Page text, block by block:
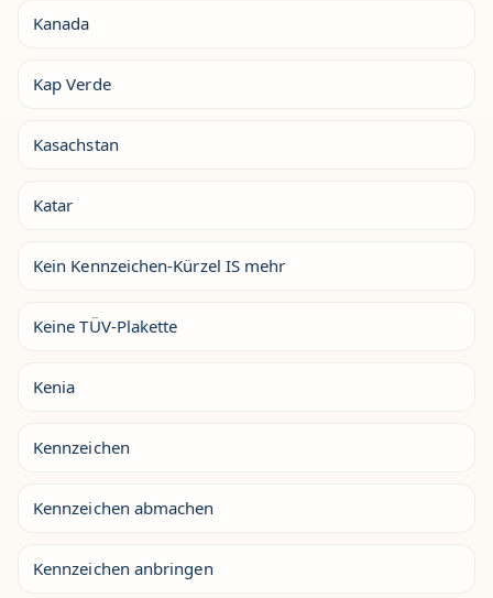
Kanada
Kap Verde
Kasachstan
Katar
Kein Kennzeichen-Kürzel IS mehr
Keine TÜV-Plakette
Kenia
Kennzeichen
Kennzeichen abmachen
Kennzeichen anbringen